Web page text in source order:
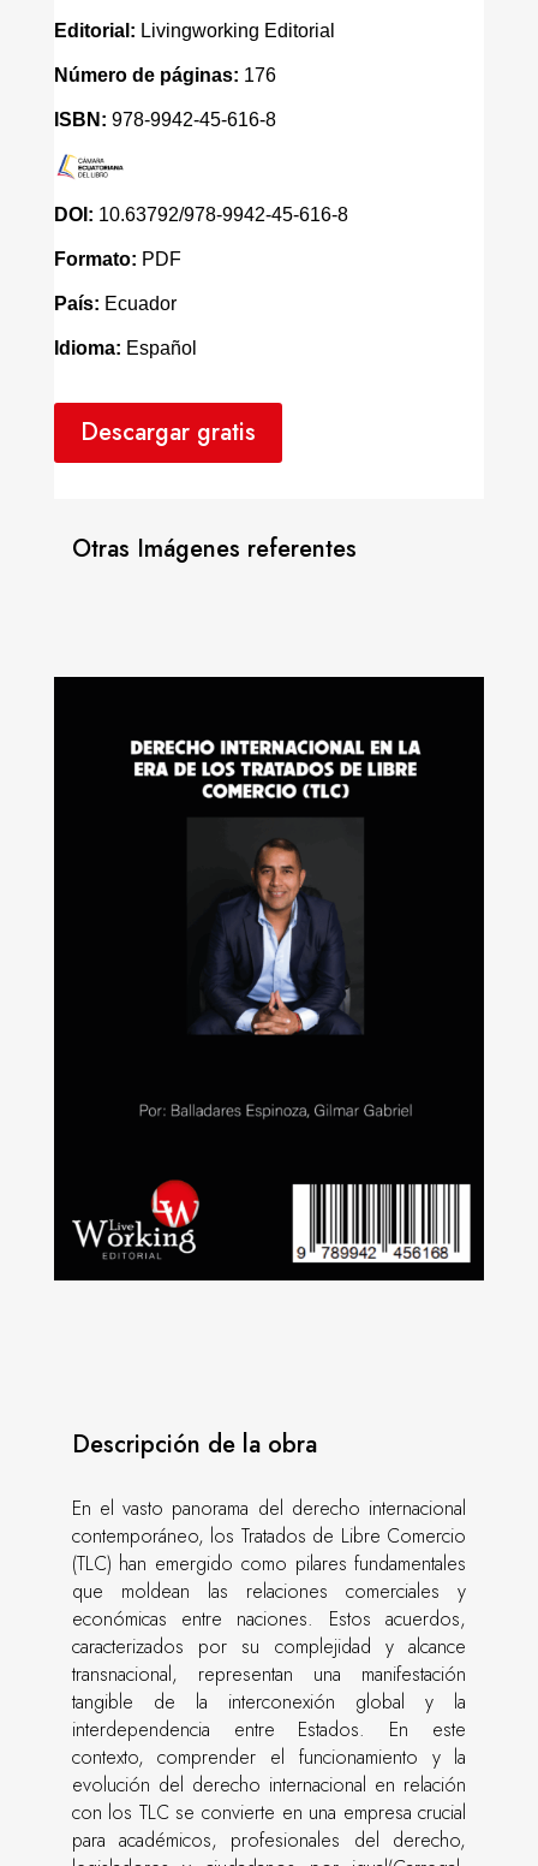
Editorial: Livingworking Editorial
Número de páginas: 176
ISBN: 978-9942-45-616-8
DOI: 10.63792/978-9942-45-616-8
Formato: PDF
País: Ecuador
Idioma: Español
Descargar gratis
Otras Imágenes referentes
Descripción de la obra
En el vasto panorama del derecho internacional
contemporáneo, los Tratados de Libre Comercio
(TLC) han emergido como pilares fundamentales
que moldean las relaciones comerciales y
económicas entre naciones. Estos acuerdos,
caracterizados por su complejidad y alcance
transnacional, representan una manifestación
tangible de la interconexión global y la
interdependencia entre Estados. En este
contexto, comprender el funcionamiento y la
evolución del derecho internacional en relación
con los TLC se convierte en una empresa crucial
para académicos, profesionales del derecho,